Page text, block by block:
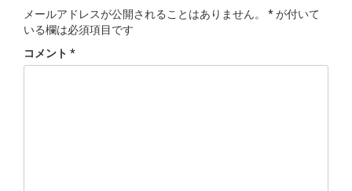
メールアドレスが公開されることはありません。 *が付いて
いる欄は必須項目です
コメント *